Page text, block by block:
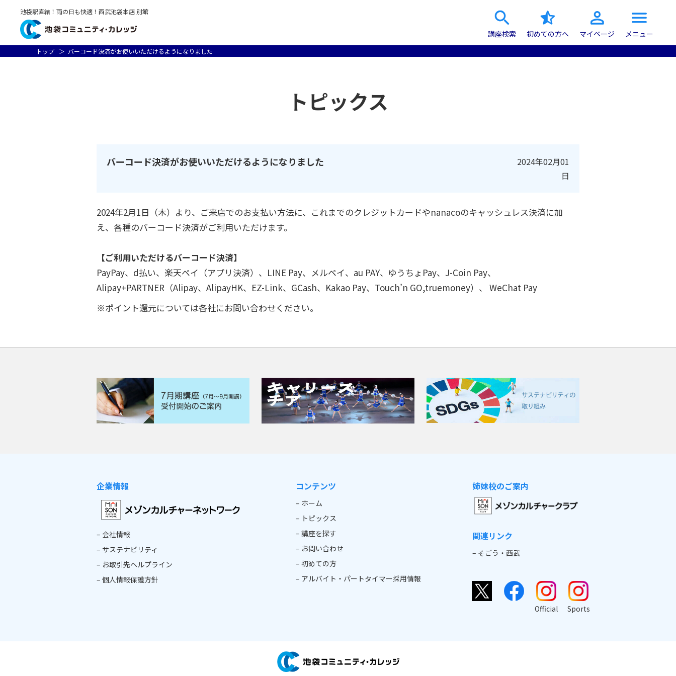
池袋駅直結！雨の日も快適！西武池袋本店 別館
講座検索 初めての方へ マイページ メニュー
トップ バーコード決済がお使いいただけるようになりました
トピックス
2024年02月01
日
バーコード決済がお使いいただけるようになりました
2024年2月1日（木）より、ご来店でのお支払い方法に、これまでのクレジットカードやnanacoのキャッシュレス決済に加
え、各種のバーコード決済がご利用いただけます。
【ご利用いただけるバーコード決済】
PayPay、d払い、楽天ペイ（アプリ決済）、LINE Pay、メルペイ、au PAY、ゆうちょPay、J-Coin Pay、
Alipay+PARTNER（Alipay、AlipayHK、EZ-Link、GCash、Kakao Pay、Touch’n GO,truemoney）、 WeChat Pay
※ポイント還元については各社にお問い合わせください。
企業情報
– 会社情報
– サステナビリティ
– お取引先ヘルプライン
– 個人情報保護方針
コンテンツ
– ホーム
– トピックス
– 講座を探す
– お問い合わせ
– 初めての方
– アルバイト・パートタイマー採用情報
姉妹校のご案内
関連リンク
– そごう・西武
Official Sports